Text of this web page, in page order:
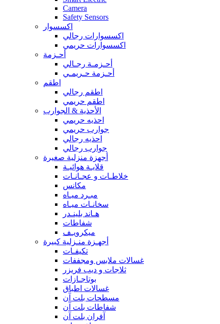
Camera
Safety Sensors
اكسسوار
اكسسوارات رجالي
اكسسوارات حريمي
أحـزمة
أحـزمـة رجـالي
أحـزمة حـريمـي
اطقم
اطقم رجالي
اطقم حريمي
الأحذية & الجوارب
احذيه حريمي
جوارب حريمي
احذيه رجالي
جوارب رجالي
أجهزة منزلية صغيرة
قلايـة هوائيـة
خلاطـات و عجـانـات
مكانس
مبـرد ميـاه
سخانـات ميـاه
هـاند بلينـدر
شفاطات
ميكرويـف
أجهـزة منـزلية كبيرة
تكيفـات
غسالات ملابس ومجففات
ثلاجات و ديب فريزر
بوتاجـازات
غسالات اطباق
مسطحات بلت آن
شفاطات بلت آن
آفران بلت آن